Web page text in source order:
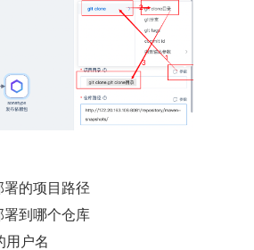
的项目路径
到哪个仓库
用户名